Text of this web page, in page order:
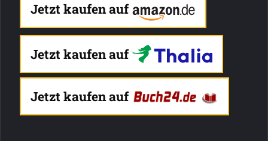
Jetzt kaufen auf
Jetzt kaufen auf
Jetzt kaufen auf